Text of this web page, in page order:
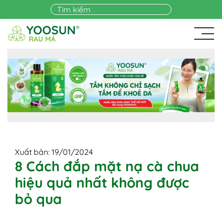
Skip to main content
Xuất bản: 19/01/2024
8 Cách đắp mặt nạ cà chua
hiệu quả nhất không được
bỏ qua